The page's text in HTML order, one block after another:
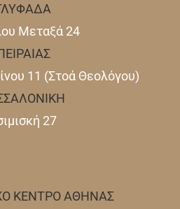
Μεταξά 24
11 (Στοά Θεολόγου)
27
ΚΕΝΤΡΟ ΑΘΗΝΑΣ